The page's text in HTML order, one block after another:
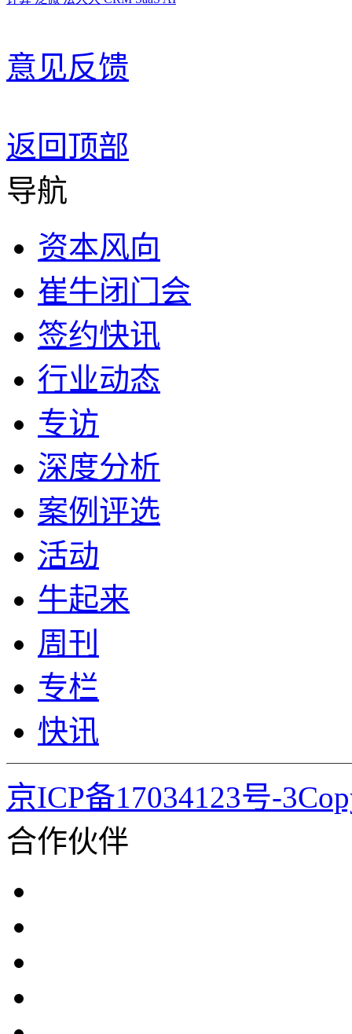
意见反馈
返回顶部
导航
资本风向
崔牛闭门会
签约快讯
行业动态
专访
深度分析
案例评选
活动
牛起来
周刊
专栏
快讯
京ICP备17034123号-
合作伙伴